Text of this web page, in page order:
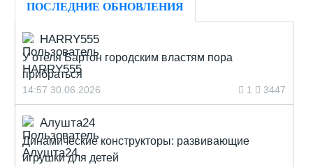
ПОСЛЕДНИЕ ОБНОВЛЕНИЯ
HARRY555
У отеля Бартон городским властям пора
прибраться
14:57 30.06.2026 1 3447
Алушта24
Динамические конструкторы: развивающие
игрушки для детей